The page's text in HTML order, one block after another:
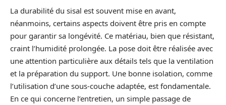
La durabilité du sisal est souvent mise en avant,
néanmoins, certains aspects doivent être pris en compte
pour garantir sa longévité. Ce matériau, bien que résistant,
craint l’humidité prolongée. La pose doit être réalisée avec
une attention particulière aux détails tels que la ventilation
et la préparation du support. Une bonne isolation, comme
l’utilisation d’une sous-couche adaptée, est fondamentale.
En ce qui concerne l’entretien, un simple passage de